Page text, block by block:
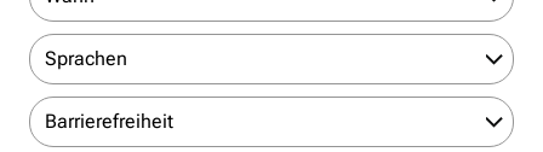
Sprachen
Barrierefreiheit